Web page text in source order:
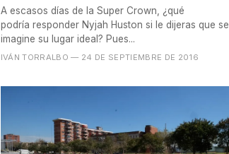
A escasos días de la Super Crown, ¿qué
podría responder Nyjah Huston si le dijeras que se
imagine su lugar ideal? Pues...
IVÁN TORRALBO — 24 DE SEPTIEMBRE DE 2016